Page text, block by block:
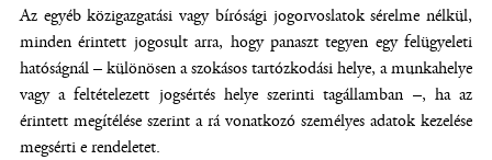
Az egyéb közigazgatási vagy bírósági jogorvoslatok sérelme nélkül,
minden érintett jogosult arra, hogy panaszt tegyen egy felügyeleti
hatóságnál – különösen a szokásos tartózkodási helye, a munkahelye
vagy a feltételezett jogsértés helye szerinti tagállamban –, ha az
érintett megítélése szerint a rá vonatkozó személyes adatok kezelése
megsérti e rendeletet.